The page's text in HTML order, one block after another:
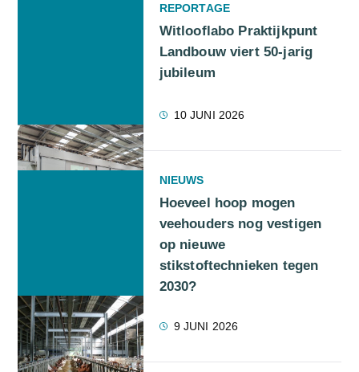
REPORTAGE
Witlooflabo Praktijkpunt
Landbouw viert 50-jarig
jubileum
10 JUNI 2026
NIEUWS
Hoeveel hoop mogen
veehouders nog vestigen
op nieuwe
stikstoftechnieken tegen
2030?
9 JUNI 2026